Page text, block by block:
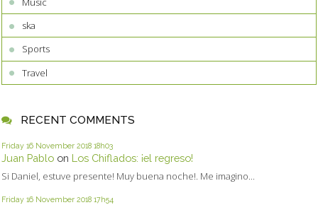
ska
Sports
Travel
RECENT COMMENTS
Friday 16 November 2018 18h03
Juan Pablo on Los Chiflados: ¡el regreso!
Si Daniel, estuve presente! Muy buena noche!. Me imagino...
Friday 16 November 2018 17h54